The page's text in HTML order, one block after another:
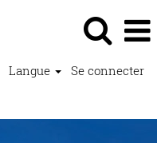
Langue Se connecter